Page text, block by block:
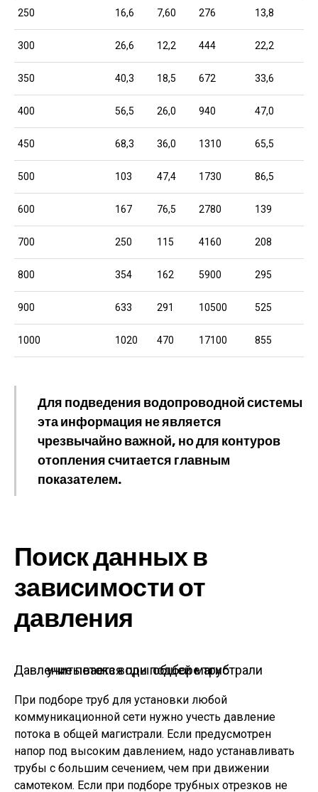
250 16,6 7,60 276 13,8
300 26,6 12,2 444 22,2
350 40,3 18,5 672 33,6
400 56,5 26,0 940 47,0
450 68,3 36,0 1310 65,5
500 103 47,4 1730 86,5
600 167 76,5 2780 139
700 250 115 4160 208
800 354 162 5900 295
900 633 291 10500 525
1000 1020 470 17100 855
Для подведения водопроводной системы
эта информация не является
чрезвычайно важной, но для контуров
отопления считается главным
показателем.
Поиск данных в
зависимости от
давления
Давление потока воды общей магистрали учитывается при подборе труб
При подборе труб для установки любой
коммуникационной сети нужно учесть давление
потока в общей магистрали. Если предусмотрен
напор под высоким давлением, надо устанавливать
трубы с большим сечением, чем при движении
самотеком. Если при подборе трубных отрезков не